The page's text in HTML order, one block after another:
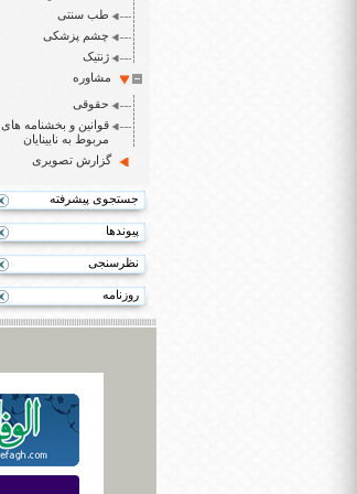
طب سنتی
چشم پزشکی
ژنتیک
مشاوره
حقوقی
قوانین و بخشنامه های
مربوط به نابینایان
گزارش تصویری
جستجوی پیشرفته
پیوندها
نظرسنجی
روزنامه